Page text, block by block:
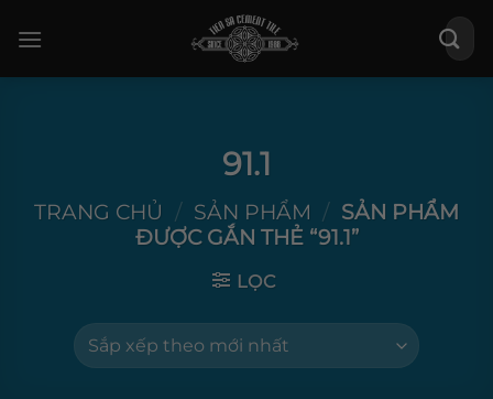
qua
Tìm
kiếm:
91.1
TRANG CHỦ / SẢN PHẨM / SẢN PHẨM
ĐƯỢC GẮN THẺ “91.1”
LỌC